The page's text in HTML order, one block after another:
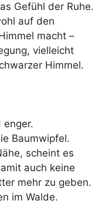
Gefühl der Ruhe.
auf den
macht –
vielleicht
Himmel.
enger.
Baumwipfel.
scheint es
auch keine
mehr zu geben.
im Walde.